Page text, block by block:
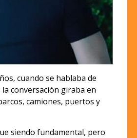
cuando se hablaba de
la conversación giraba en
camiones, puertos y
siendo fundamental, pero